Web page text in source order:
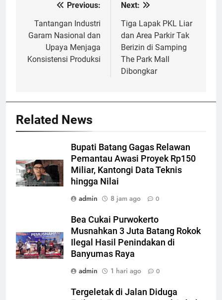
Navigasi
pos
Previous:
Tantangan Industri
Garam Nasional dan
Upaya Menjaga
Konsistensi Produksi
Next:
Tiga Lapak PKL Liar
dan Area Parkir Tak
Berizin di Samping
The Park Mall
Dibongkar
Related News
Bupati Batang Gagas Relawan
Pemantau Awasi Proyek Rp150
Miliar, Kantongi Data Teknis
hingga Nilai
admin
8 jam ago 0
Bea Cukai Purwokerto
Musnahkan 3 Juta Batang Rokok
Ilegal Hasil Penindakan di
Banyumas Raya
admin
1 hari ago 0
Tergeletak di Jalan Diduga